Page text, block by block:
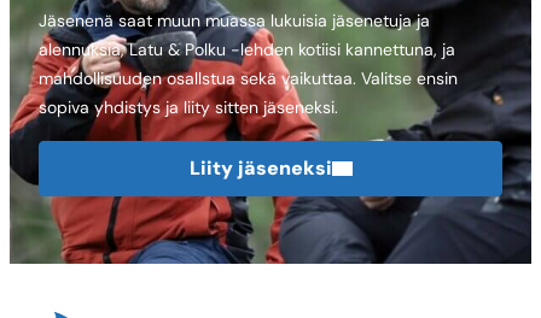
Jäsenenä saat muun muassa lukuisia jäsenetuja ja
alennuksia, Latu & Polku -lehden kotiisi kannettuna, ja
mahdollisuuden osallstua sekä vaikuttaa. Valitse ensin
sopiva yhdistys ja liity sitten jäseneksi.
Liity jäseneksi